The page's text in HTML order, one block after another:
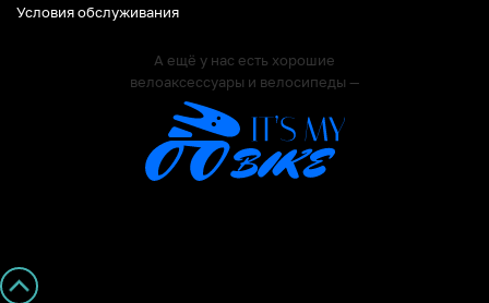
Условия обслуживания
А ещё у нас есть хорошие
велоаксессуары и велосипеды —